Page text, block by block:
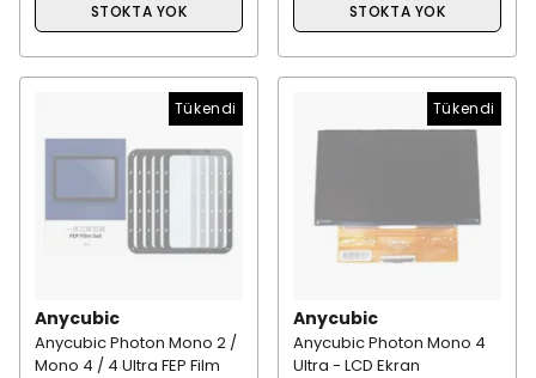
STOKTA YOK STOKTA YOK
Tükendi
Anycubic
Anycubic Photon Mono 2 /
Mono 4 / 4 Ultra FEP Film
Tükendi
Anycubic
Anycubic Photon Mono 4
Ultra - LCD Ekran